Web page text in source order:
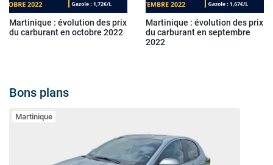
Martinique : évolution des prix
du carburant en octobre 2022
Martinique : évolution des prix
du carburant en septembre
2022
Bons plans
Martinique